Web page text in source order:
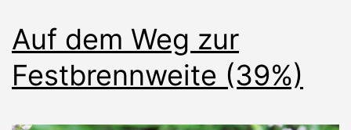
Auf dem Weg zur
Festbrennweite (39%)